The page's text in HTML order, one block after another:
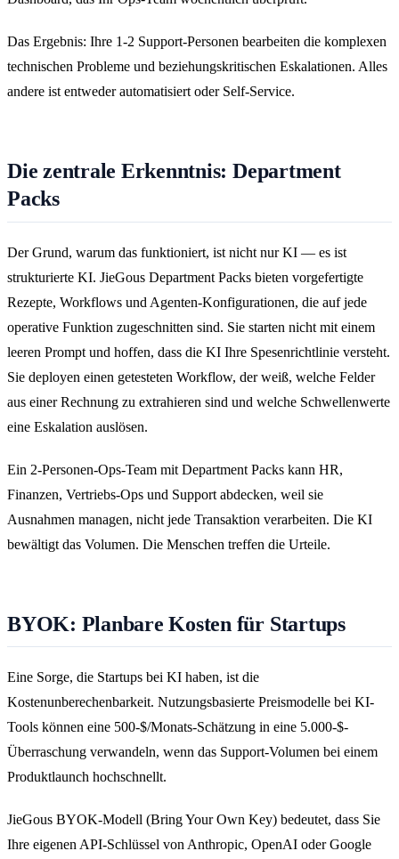
Das Ergebnis: Ihre 1-2 Support-Personen bearbeiten die komplexen
technischen Probleme und beziehungskritischen Eskalationen. Alles
andere ist entweder automatisiert oder Self-Service.
Die zentrale Erkenntnis: Department
Packs
Der Grund, warum das funktioniert, ist nicht nur KI — es ist
strukturierte KI. JieGous Department Packs bieten vorgefertigte
Rezepte, Workflows und Agenten-Konfigurationen, die auf jede
operative Funktion zugeschnitten sind. Sie starten nicht mit einem
leeren Prompt und hoffen, dass die KI Ihre Spesenrichtlinie versteht.
Sie deployen einen getesteten Workflow, der weiß, welche Felder
aus einer Rechnung zu extrahieren sind und welche Schwellenwerte
eine Eskalation auslösen.
Ein 2-Personen-Ops-Team mit Department Packs kann HR,
Finanzen, Vertriebs-Ops und Support abdecken, weil sie
Ausnahmen managen, nicht jede Transaktion verarbeiten. Die KI
bewältigt das Volumen. Die Menschen treffen die Urteile.
BYOK: Planbare Kosten für Startups
Eine Sorge, die Startups bei KI haben, ist die
Kostenunberechenbarkeit. Nutzungsbasierte Preismodelle bei KI-
Tools können eine 500-$/Monats-Schätzung in eine 5.000-$-
Überraschung verwandeln, wenn das Support-Volumen bei einem
Produktlaunch hochschnellt.
JieGous BYOK-Modell (Bring Your Own Key) bedeutet, dass Sie
Ihre eigenen API-Schlüssel von Anthropic, OpenAI oder Google